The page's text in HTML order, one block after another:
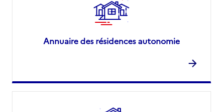
Annuaire des résidences autonomie